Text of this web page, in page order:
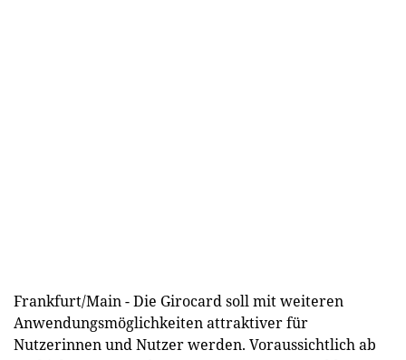
Frankfurt/Main - Die Girocard soll mit weiteren
Anwendungsmöglichkeiten attraktiver für
Nutzerinnen und Nutzer werden. Voraussichtlich ab